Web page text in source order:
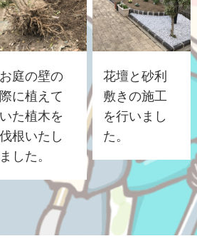
お庭の壁の
際に植えて
いた植木を
伐根いたし
ました。
花壇と砂利
敷きの施工
を行いまし
た。